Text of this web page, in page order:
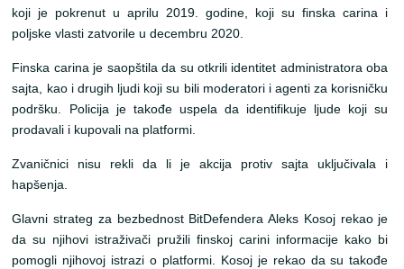
koji je pokrenut u aprilu 2019. godine, koji su finska carina i
poljske vlasti zatvorile u decembru 2020.
Finska carina je saopštila da su otkrili identitet administratora oba
sajta, kao i drugih ljudi koji su bili moderatori i agenti za korisničku
podršku. Policija je takođe uspela da identifikuje ljude koji su
prodavali i kupovali na platformi.
Zvaničnici nisu rekli da li je akcija protiv sajta uključivala i
hapšenja.
Glavni strateg za bezbednost BitDefendera Aleks Kosoj rekao je
da su njihovi istraživači pružili finskoj carini informacije kako bi
pomogli njihovoj istrazi o platformi. Kosoj je rekao da su takođe